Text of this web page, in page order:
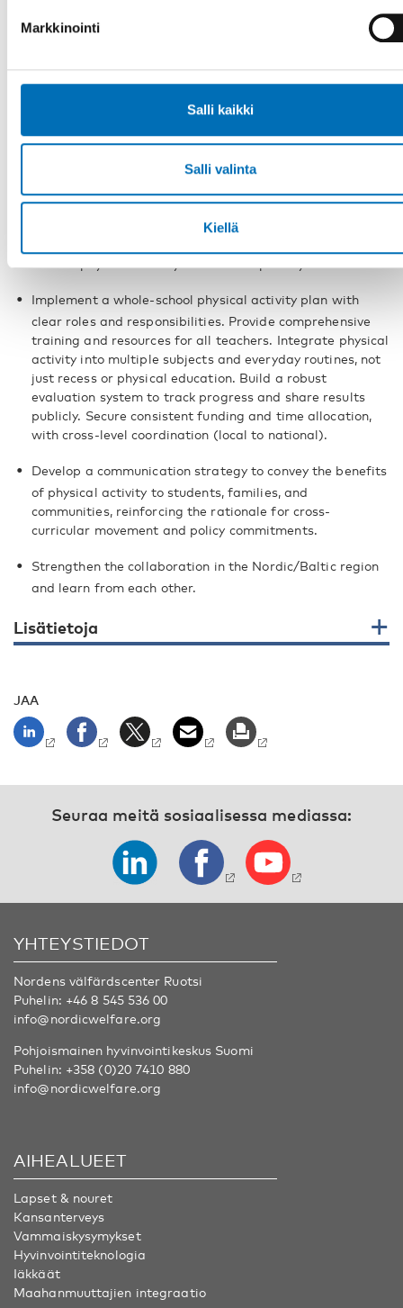
Markkinointi
Salli kaikki
Salli valinta
Kiellä
Take home messages
the meeting report
Expert meeting on children and
young people’s health and well-being – Focused on physical
activity within the school sector
and include the
Emphasize physical activity’s impact on academic
Consider broader societal framing (mental health,
wellbeing) and its connection to academic outcomes.
Implement a whole-school physical activity plan with
clear roles and responsibilities. Provide comprehensive
training and resources for all teachers. Integrate physical
activity into multiple subjects and everyday routines, not
just recess or physical education. Build a robust
evaluation system to track progress and share results
publicly. Secure consistent funding and time allocation,
with cross-level coordination (local to national).
Develop a communication strategy to convey the benefits
of physical activity to students, families, and
communities, reinforcing the rationale for cross-
curricular movement and policy commitments.
Strengthen the collaboration in the Nordic/Baltic region
and learn from each other.
Lisätietoja
JAA
Seuraa meitä sosiaalisessa mediassa:
YHTEYSTIEDOT
Nordens välfärdscenter Ruotsi
Puhelin: +46 8 545 536 00
info@nordicwelfare.org
Pohjoismainen hyvinvointikeskus Suomi
Puhelin: +358 (0)20 7410 880
info@nordicwelfare.org
AIHEALUEET
Lapset & nouret
Kansanterveys
Vammaiskysymykset
Hyvinvointiteknologia
Iäkkäät
Maahanmuuttajien integraatio